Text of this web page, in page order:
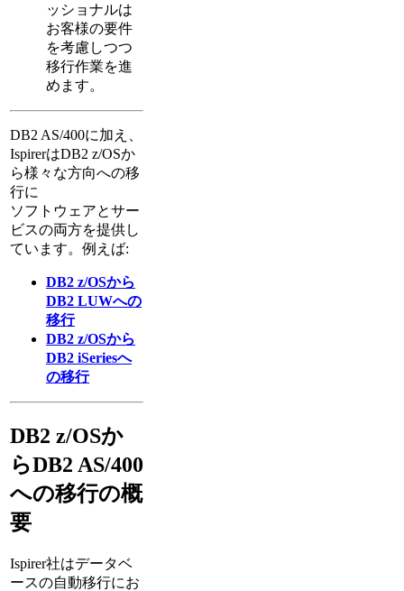
ッショナルは
お客様の要件
を考慮しつつ
移行作業を進
めます。
DB2 AS/400に加え、
IspirerはDB2 z/OSか
ら様々な方向への移
行に
ソフトウェアとサー
ビスの両方を提供し
ています。例えば:
DB2 z/OSから
DB2 LUWへの
移行
DB2 z/OSから
DB2 iSeriesへ
の移行
DB2 z/OSか
らDB2 AS/400
への移行の概
要
Ispirer社はデータベ
ースの自動移行にお